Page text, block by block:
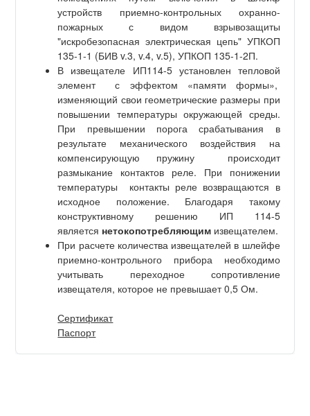
устройств приемно-контрольных охранно-
пожарных с видом взрывозащиты
"искробезопасная электрическая цепь" УПКОП
135-1-1 (БИВ v.3, v.4, v.5), УПКОП 135-1-2П.
В извещателе ИП114-5 установлен тепловой
элемент с эффектом «памяти формы»,
изменяющий свои геометрические размеры при
повышении температуры окружающей среды.
При превышении порога срабатывания в
результате механического воздействия на
компенсирующую пружину происходит
размыкание контактов реле. При понижении
температуры контакты реле возвращаются в
исходное положение. Благодаря такому
конструктивному решению ИП 114-5
является нетокопотребляющим извещателем.
При расчете количества извещателей в шлейфе
приемно-контрольного прибора необходимо
учитывать переходное сопротивление
извещателя, которое не превышает 0,5 Ом.
Сертификат
Паспорт